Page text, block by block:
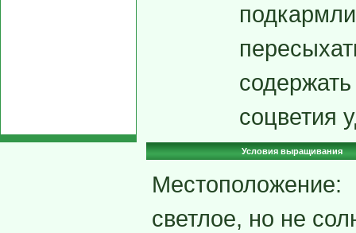
соцветия
Условия выращивания
Местоположение:
светлое, но не